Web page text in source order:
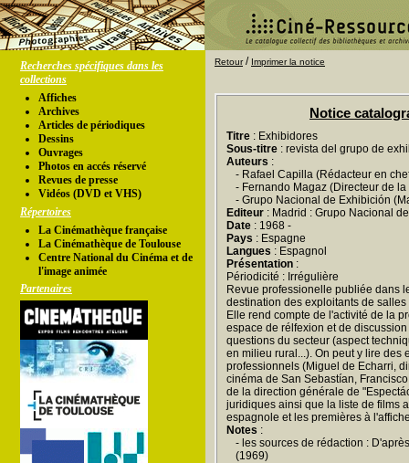
Recherches spécifiques dans les
collections
Affiches
Archives
Articles de périodiques
Dessins
Ouvrages
Photos en accés réservé
Revues de presse
Vidéos (DVD et VHS)
Répertoires
La Cinémathèque française
La Cinémathèque de Toulouse
Centre National du Cinéma et de
l'image animée
Partenaires
Retour/ Imprimer la notice
Notice
Titre : Exhibidores
Sous-titre : revista del grupo de
Auteurs :
- Rafael Capilla (Rédacteur en
- Fernando Magaz (Directeur de
- Grupo Nacional de Exhibición
Editeur : Madrid : Grupo Nacional
Date : 1968 -
Pays : Espagne
Langues : Espagnol
Présentation :
Périodicité : Irrégulière
Revue professionelle publiée dans
destination des exploitants de
Elle rend compte de l'activité de la
espace de rélfexion et de
questions du secteur (aspect
en milieu rural...). On peut y lire des
professionnels (Miguel de Echarri,
cinéma de San Sebastían,
de la direction générale de
juridiques ainsi que la liste de films
espagnole et les premières à
Notes :
- les sources de rédaction :
(1969)